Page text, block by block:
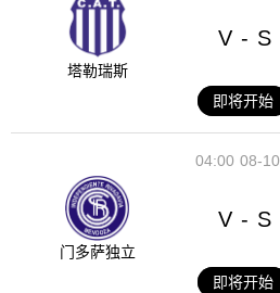
塔勒瑞斯
V - S
即将开始
08-10
04:00
门多萨独立
V - S
即将开始